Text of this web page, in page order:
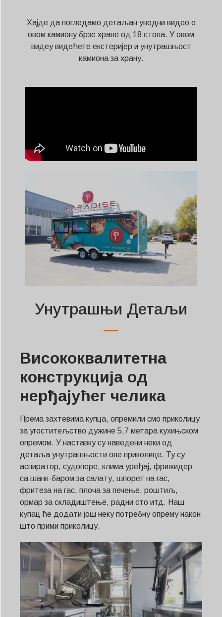
Хајде да погледамо детаљан уводни видео о
овом камиону брзе хране од 18 стопа. У овом
видеу видећете екстеријер и унутрашњост
камиона за храну.
Унутрашњи Детаљи
Висококвалитетна
конструкција од
нерђајућег челика
Према захтевима купца, опремили смо приколицу
за угоститељство дужине 5,7 метара кухињском
опремом. У наставку су наведени неки од
детаља унутрашњости ове приколице. Ту су
аспиратор, судопере, клима уређај, фрижидер
са шанк-баром за салату, шпорет на гас,
фритеза на гас, плоча за печење, роштиљ,
ормар за складиштење, радни сто итд. Наш
купац ће додати још неку потребну опрему након
што прими приколицу.